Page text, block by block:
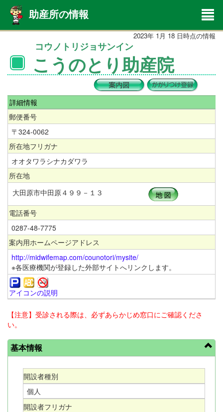
助産所の情報
2023年 1月 18 日時点の情報
コウノトリジョサンイン
こうのとり助産院
詳細情報
郵便番号
〒324-0062
所在地フリガナ
オオタワラシナカダワラ
所在地
大田原市中田原４９９－１３
電話番号
0287-48-7775
案内用ホームページアドレス
http://midwifemap.com/counotori/mysite/
※各医療機関が登録した外部サイトへリンクします。
アイコンの説明
【注意】受診される際は、必ずあらかじめ窓口にご確認くださ
い。
基本情報
開設者種別
個人
開設者フリガナ